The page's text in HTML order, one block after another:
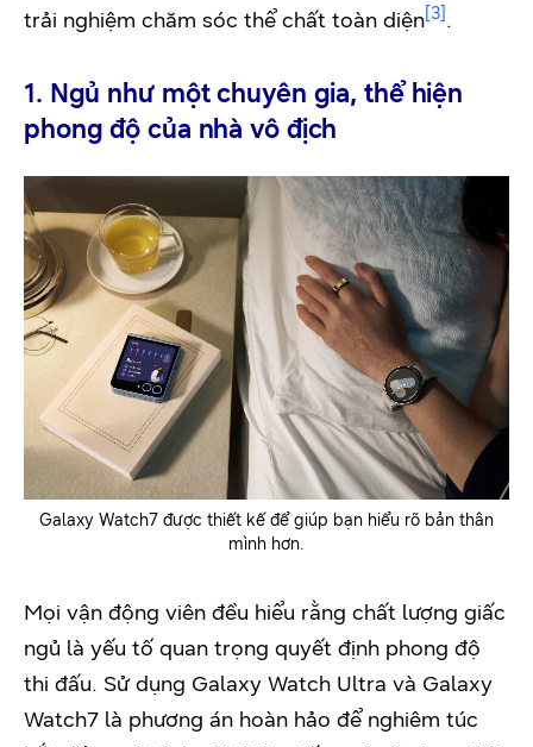
trải nghiệm chăm sóc thể chất toàn diện[3] .
1. Ngủ như một chuyên gia, thể hiện
phong độ của nhà vô địch
Galaxy Watch7 được thiết kế để giúp bạn hiểu rõ bản thân
mình hơn.
Mọi vận động viên đều hiểu rằng chất lượng giấc
ngủ là yếu tố quan trọng quyết định phong độ
thi đấu. Sử dụng Galaxy Watch Ultra và Galaxy
Watch7 là phương án hoàn hảo để nghiêm túc